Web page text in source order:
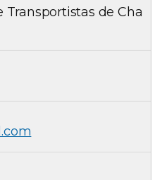
Transportistas de Cha